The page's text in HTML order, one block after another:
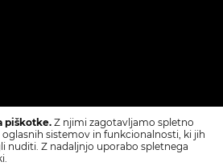
piškotke. Z njimi zagotavljamo spletno
sistemov in funkcionalnosti, ki jih
nuditi. Z nadaljnjo uporabo spletnega